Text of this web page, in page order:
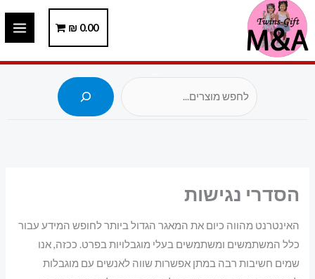
דילוג
לתוכן
0.00
₪
הסדרי נגישות
האינטרנט מהווה כיום את המאגר הגדול ביותר לחופש המידע עבור
כלל המשתמשים ומשתמשים בעלי מוגבלויות בפרט. ככזה, אנו
שמים חשיבות רבה במתן אפשרות שווה לאנשים עם מוגבלות